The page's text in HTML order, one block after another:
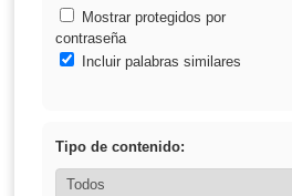
Mostrar protegidos por
contraseña
Incluir palabras similares
Tipo de contenido: